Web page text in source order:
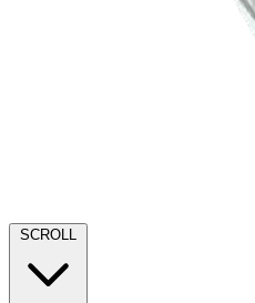
SCROLL